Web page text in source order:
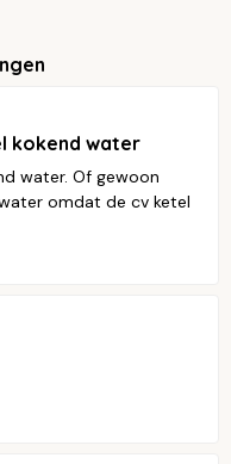
kokend water
water. Of gewoon
omdat de cv ketel